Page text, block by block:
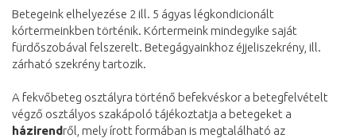
Betegeink elhelyezése 2 ill. 5 ágyas légkondicionált
kórtermeinkben történik. Kórtermeink mindegyike saját
fürdőszobával felszerelt. Betegágyainkhoz éjjeliszekrény, ill.
zárható szekrény tartozik.
A fekvőbeteg osztályra történő befekvéskor a betegfelvételt
végző osztályos szakápoló tájékoztatja a betegeket a
házirendről, mely írott formában is megtalálható az